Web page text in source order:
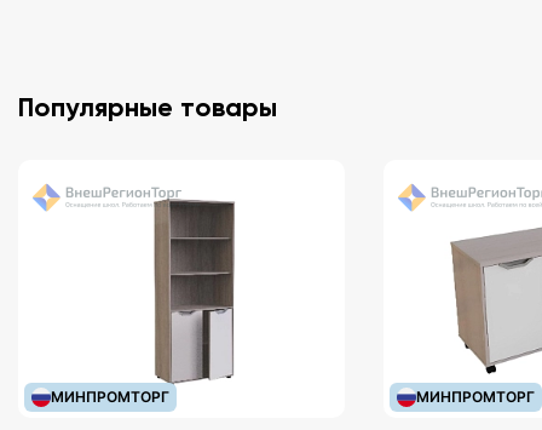
Популярные товары
МИНПРОМТОРГ МИНПРОМТОРГ